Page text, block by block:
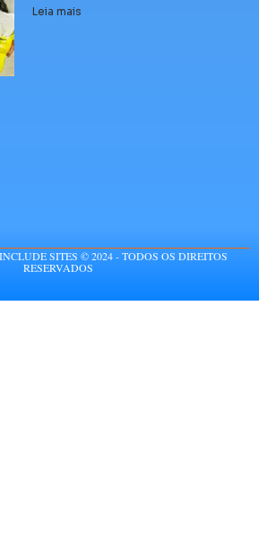
Leia mais
SITES © 2024 - TODOS OS DIREITOS
RESERVADOS